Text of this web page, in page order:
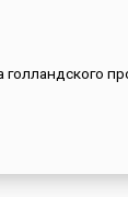
голландского